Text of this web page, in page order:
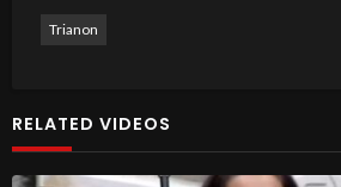
Trianon
RELATED VIDEOS